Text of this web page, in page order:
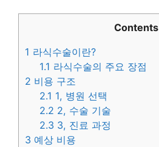
Contents
1 라식수술이란?
1.1 라식수술의 주요 장점
2 비용 구조
2.1 1, 병원 선택
2.2 2, 수술 기술
2.3 3, 진료 과정
3 예상 비용